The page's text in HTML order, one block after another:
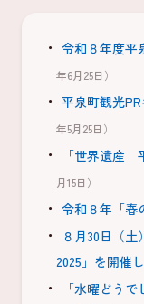
令和８年度平
年6月25日）
平泉町観光
年5月25日）
「世界遺産
月15日）
令和８年「春
８月30日（
2025」を開催
「水曜どう